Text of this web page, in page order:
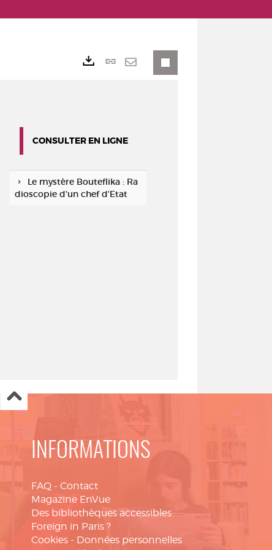
Lien
CONSULTER EN LIGNE
Le mystère Bouteflika : Ra
dioscopie d'un chef d'Etat
INFORMATIONS
FAQ - Contact
Magazine EnVue
Des bibliothèques accessibles
Foreign in Paris ?
Cookies - Données personnelles